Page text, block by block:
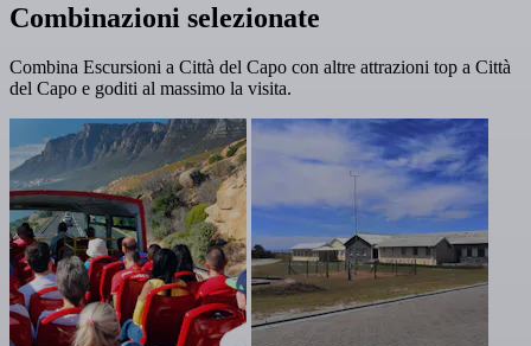
Combinazioni selezionate
Combina Escursioni a Città del Capo con altre attrazioni top a Città
del Capo e goditi al massimo la visita.